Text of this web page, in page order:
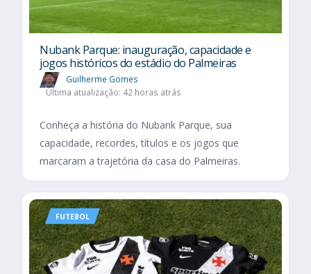
Nubank Parque: inauguração, capacidade e
jogos históricos do estádio do Palmeiras
Guilherme Gomes
Última atualização: 42 horas atrás
Conheça a história do Nubank Parque, sua
capacidade, recordes, títulos e os jogos que
marcaram a trajetória da casa do Palmeiras.
FUTEBOL